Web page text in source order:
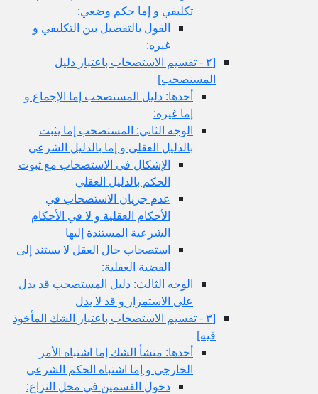
تكليفي و إما حكم وضعي:
القول بالتفصيل بين التكليفي و
غيره:
[٢ - تقسيم الاستصحاب باعتبار دليل
المستصحب‏]
أحدها: دليل المستصحب إما الإجماع و
إما غيره:
الوجه الثاني: المستصحب إما يثبت
بالدليل العقلي و إما بالدليل الشرعي
الإشكال في الاستصحاب مع ثبوت
الحكم بالدليل العقلي
عدم جريان الاستصحاب في
الأحكام العقلية و لا في الأحكام
الشرعية المستندة إليها
استصحاب حال العقل لا يستند إلى
القضية العقلية:
الوجه الثالث: دليل المستصحب قد يدل
على الاستمرار و قد لا يدل
[٣ - تقسيم الاستصحاب باعتبار الشك المأخوذ
فيه‏]
أحدها: منشأ الشك إما اشتباه الأمر
الخارجي و إما اشتباه الحكم الشرعي
دخول القسمين في محل النزاع: